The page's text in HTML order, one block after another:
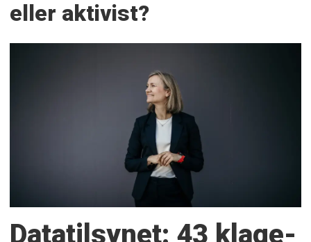
eller aktivist?
Datatilsynet: 43 klage­